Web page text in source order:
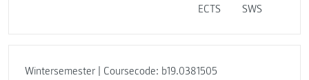
ECTS SWS
Wintersemester | Coursecode: b19.0381505